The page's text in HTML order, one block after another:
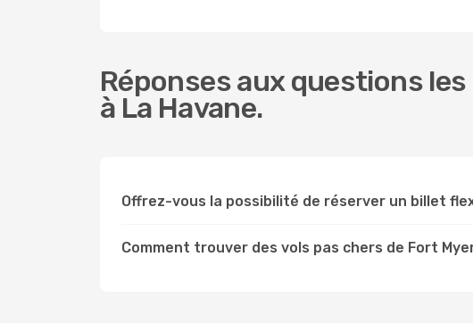
Réponses aux questions
à La Havane.
Offrez-vous la possibilité de réserver un billet
Comment trouver des vols pas chers de Fort